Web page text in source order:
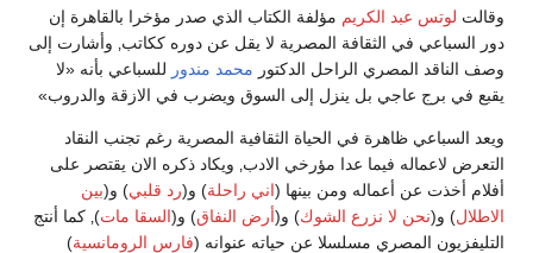
وقالت لوتس عبد الكريم مؤلفة الكتاب الذي صدر مؤخرا بالقاهرة إن
دور السباعي في الثقافة المصرية لا يقل عن دوره ككاتب‚ وأشارت إلى
وصف الناقد المصري الراحل الدكتور محمد مندور للسباعي بأنه «لا
يقبع في برج عاجي بل ينزل إلى السوق ويضرب في الازقة والدروب»
ويعد السباعي ظاهرة في الحياة الثقافية المصرية رغم تجنب النقاد
التعرض لاعماله فيما عدا مؤرخي الادب‚ ويكاد ذكره الان يقتصر على
أفلام أخذت عن أعماله ومن بينها (اني راحلة) و(رد قلبي) و(بين
الاطلال) و(نحن لا نزرع الشوك) و(أرض النفاق) و(السقا مات)‚ كما أنتج
التليفزيون المصري مسلسلا عن حياته عنوانه (فارس الرومانسية)